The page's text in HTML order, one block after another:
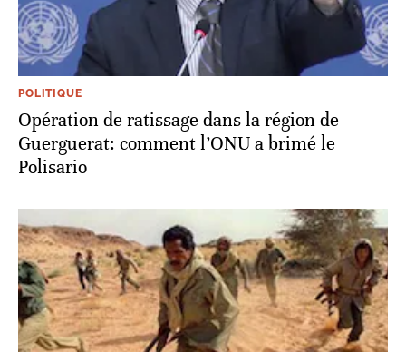
POLITIQUE
Opération de ratissage dans la région de
Guerguerat: comment l’ONU a brimé le
Polisario